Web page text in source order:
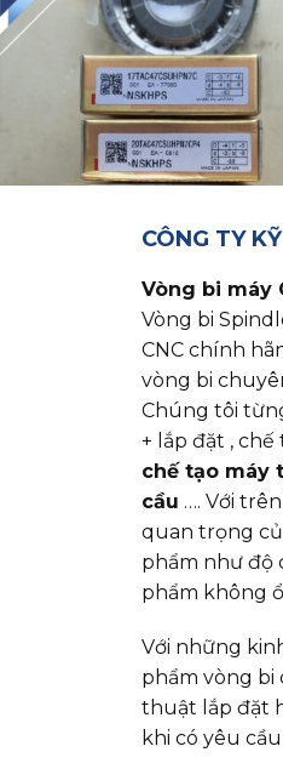
CÔNG TY
Vòng bi máy
Vòng bi
CNC chính
vòng bi
Chúng tôi
+ lắp đặt , chế
chế tạo máy
cầu …. Với
quan trọng
phẩm như độ
phẩm không
Với những
phẩm vòng bi
thuật lắp đặt
khi có yêu